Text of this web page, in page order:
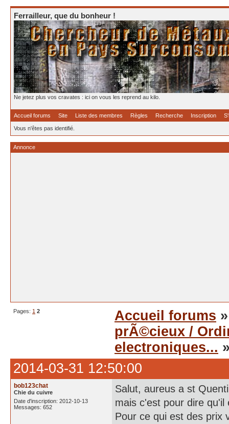
Ferrailleur, que du bonheur !
Ne jetez plus vos cravates : ici on vous les reprend au kilo.
Accueil forums Site Liste des membres Règles Recherche Inscription
Vous n'êtes pas identifié.
Annonce
Pages: 1 2 Accueil forums
prÃ©cieux /
electroniques...
2014-03-31 12:50:00
bob123chat
Chie du cuivre
Date d'inscription: 2012-10-13
Messages: 652
Salut, aureus a st
mais c'est pour dire
Pour ce qui est des prix